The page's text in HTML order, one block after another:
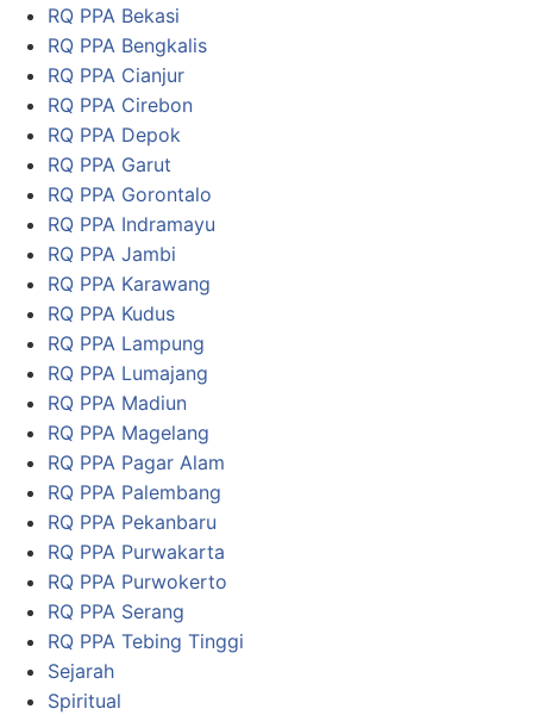
RQ PPA Bekasi
RQ PPA Bengkalis
RQ PPA Cianjur
RQ PPA Cirebon
RQ PPA Depok
RQ PPA Garut
RQ PPA Gorontalo
RQ PPA Indramayu
RQ PPA Jambi
RQ PPA Karawang
RQ PPA Kudus
RQ PPA Lampung
RQ PPA Lumajang
RQ PPA Madiun
RQ PPA Magelang
RQ PPA Pagar Alam
RQ PPA Palembang
RQ PPA Pekanbaru
RQ PPA Purwakarta
RQ PPA Purwokerto
RQ PPA Serang
RQ PPA Tebing Tinggi
Sejarah
Spiritual